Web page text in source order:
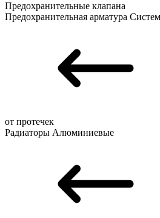
Предохранительные клапана
Предохранительная арматура
от протечек
Радиаторы Алюминиевые